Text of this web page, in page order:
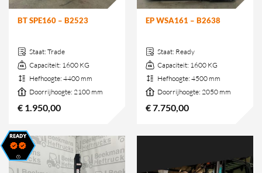
BT SPE160 – B2523
Staat: Trade
Capaciteit: 1600 KG
Hefhoogte: 4400 mm
Doorrijhoogte: 2100 mm
€ 1.950,00
EP WSA161 – B2638
Staat: Ready
Capaciteit: 1600 KG
Hefhoogte: 4500 mm
Doorrijhoogte: 2050 mm
€7.750,00